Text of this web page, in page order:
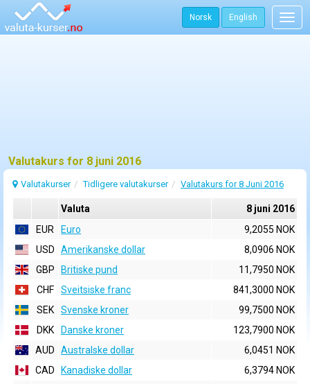
Norsk English
Valutakurs for 8 juni 2016
Valutakurser Tidligere valutakurser Valutakurs for 8 Juni 2016
Valuta
8 juni 2016
EUR
Euro
9,2055 NOK
USD
Amerikanske dollar
8,0906 NOK
GBP
Britiske pund
11,7950 NOK
CHF
Sveitsiske franc
841,3000 NOK
SEK
Svenske kroner
99,7500 NOK
DKK
Danske kroner
123,7900 NOK
AUD
Australske dollar
6,0451 NOK
CAD
Kanadiske dollar
6,3794 NOK